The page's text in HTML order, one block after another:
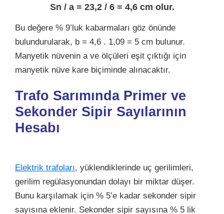
Sn / a = 23,2 / 6 = 4,6 cm olur.
Bu değere % 9’luk kabarmaları göz önünde
bulundurularak, b = 4,6 . 1,09 = 5 cm bulunur.
Manyetik nüvenin a ve ölçüleri eşit çıktığı için
manyetik nüve kare biçiminde alınacaktır.
Trafo Sarımında Primer ve
Sekonder Sipir Sayılarının
Hesabı
Elektrik trafoları, yüklendiklerinde uç gerilimleri,
gerilim regülasyonundan dolayı bir miktar düşer.
Bunu karşılamak için % 5’e kadar sekonder sipir
sayısına eklenir. Sekonder sipir sayısına % 5 lik